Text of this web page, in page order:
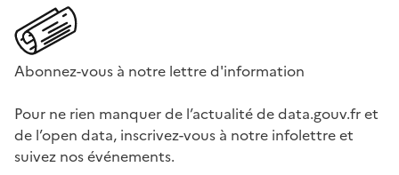
Abonnez-vous à notre lettre d'information
Pour ne rien manquer de l’actualité de data.gouv.fr et
de l’open data, inscrivez-vous à notre infolettre et
suivez nos événements.